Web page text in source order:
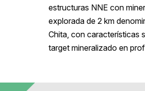
estructuras NNE con
explorada de 2 km
Chita, con características
target mineralizado en